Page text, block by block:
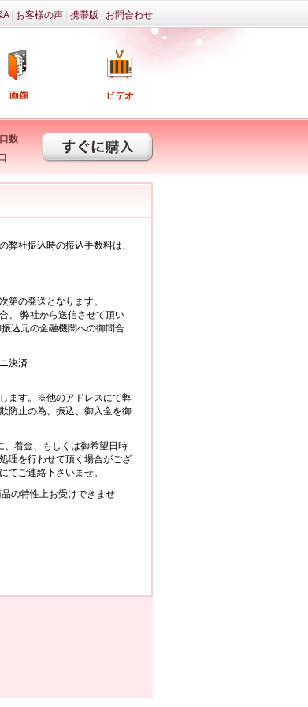
| お客様の声 携帯版 お問合わせ
数
弊社振込時の振込手数料は、
第の発送となります。
、 弊社から送信させて頂い
込元の金融機関への御問合
決済
ます。※他のアドレスにて弊
防止の為、振込、御入金を御
、着金、もしくは御希望日時
理を行わせて頂く場合がござ
てご連絡下さいませ。
の特性上お受けできませ